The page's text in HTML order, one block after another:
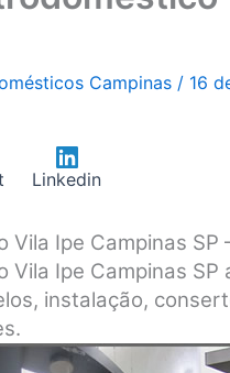
Campinas / 16
Linkedin
Ipe Campinas SP
Vila Ipe Campinas
instalação,